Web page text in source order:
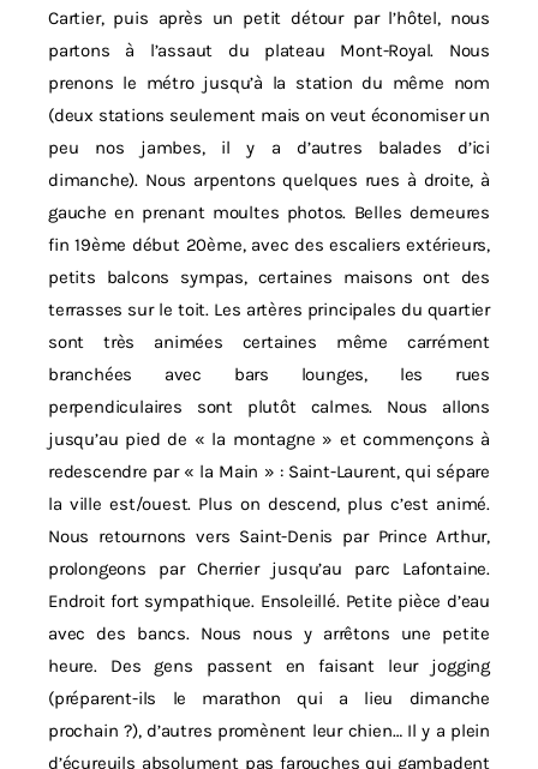
Cartier, puis après un petit détour par l’hôtel, nous
partons à l’assaut du plateau Mont-Royal. Nous
prenons le métro jusqu’à la station du même nom
(deux stations seulement mais on veut économiser un
peu nos jambes, il y a d’autres balades d’ici
dimanche). Nous arpentons quelques rues à droite, à
gauche en prenant moultes photos. Belles demeures
fin 19ème début 20ème, avec des escaliers extérieurs,
petits balcons sympas, certaines maisons ont des
terrasses sur le toit. Les artères principales du quartier
sont très animées certaines même carrément
branchées avec bars lounges, les rues
perpendiculaires sont plutôt calmes. Nous allons
jusqu’au pied de « la montagne » et commençons à
redescendre par « la Main » : Saint-Laurent, qui sépare
la ville est/ouest. Plus on descend, plus c’est animé.
Nous retournons vers Saint-Denis par Prince Arthur,
prolongeons par Cherrier jusqu’au parc Lafontaine.
Endroit fort sympathique. Ensoleillé. Petite pièce d’eau
avec des bancs. Nous nous y arrêtons une petite
heure. Des gens passent en faisant leur jogging
(préparent-ils le marathon qui a lieu dimanche
prochain ?), d’autres promènent leur chien… Il y a plein
d’écureuils absolument pas farouches qui gambadent